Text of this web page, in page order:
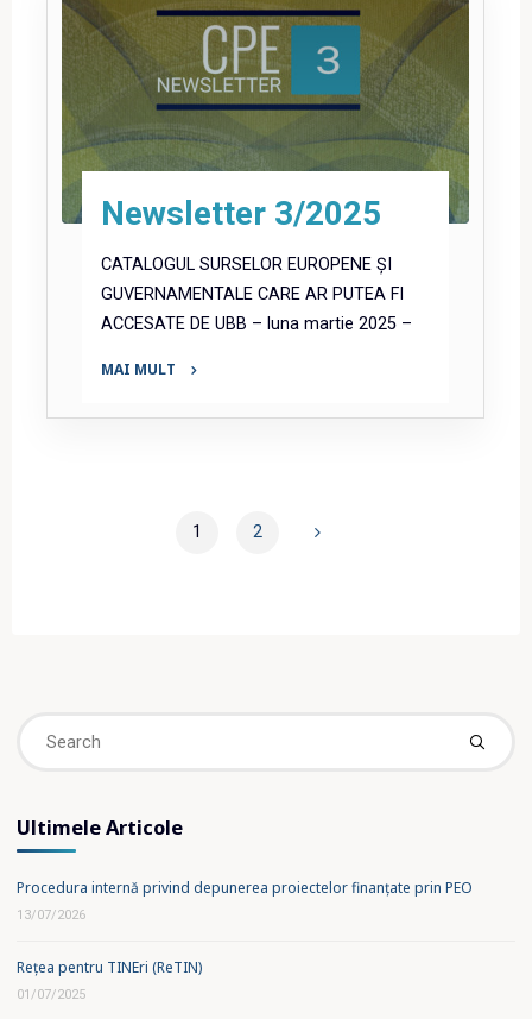
Newsletter 3/2025
CATALOGUL SURSELOR EUROPENE ȘI
GUVERNAMENTALE CARE AR PUTEA FI
ACCESATE DE UBB – luna martie 2025 –
MAI MULT
3/2025"
1 2
Ultimele Articole
Procedura internă privind depunerea proiectelor finanțate prin PEO
13/07/2026
Rețea pentru TINEri (ReTIN)
01/07/2025